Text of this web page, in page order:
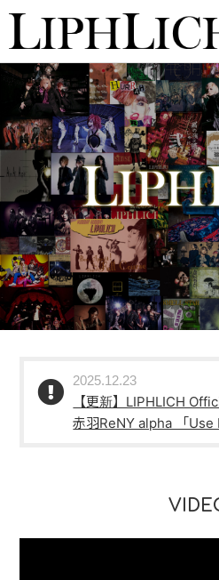
HOME
NEWS
LIVE
INSTORE
BAND
VIDEO
DISCOGRAPHY
PAST LIVE
2025.12.23
【更新】LIPHLICH
赤羽ReNY alpha 「